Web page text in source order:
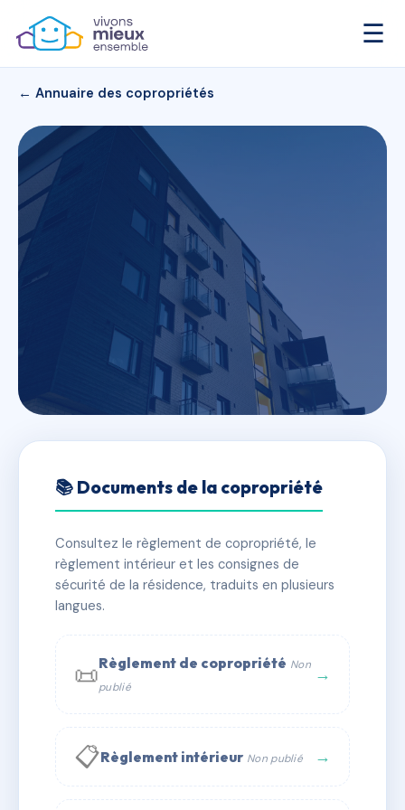
☰
← Annuaire des copropriétés
EMILE DECOURT - MS16380
✓ Immatriculée 🏠 10 lots 🏗 1 bâtiment(s)
📞 Contacter Syndic Digital
📚 Documents de la copropriété
Consultez le règlement de copropriété, le
règlement intérieur et les consignes de
sécurité de la résidence, traduits en plusieurs
langues.
📜Règlement de copropriété Non
publié
→
📋Règlement intérieur Non publié →